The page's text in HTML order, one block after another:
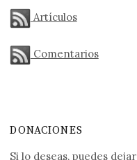
Artículos
Comentarios
DONACIONES
Si lo deseas, puedes